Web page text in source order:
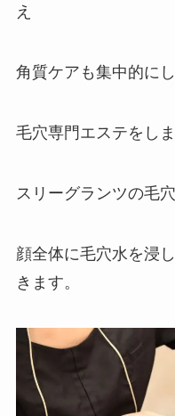
え
角質ケアも集中的に
毛穴専門エステをしま
スリーグランツの毛
顔全体に毛穴水を浸
きます。